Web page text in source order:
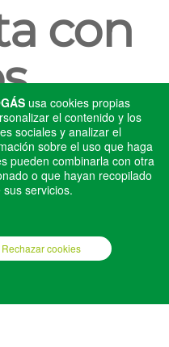
con
o envíanos un
contigo lo antes
/ +34 620 148 824
usa cookies propias
el contenido y los
sociales y analizar el
sobre el uso que haga
pueden combinarla con otra
o que hayan recopilado
servicios.
Rechazar cookies